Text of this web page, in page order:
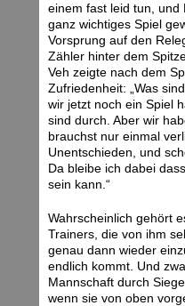
einem fast leid tun, und
ganz wichtiges Spiel
Vorsprung auf den
Zähler hinter dem
Veh zeigte nach dem
Zufriedenheit: „Was
wir jetzt noch ein Spiel
sind durch. Aber wir
brauchst nur einmal
Unentschieden, und
Da bleibe ich dabei
sein kann.“
Wahrscheinlich gehört
Trainers, die von ihm
genau dann wieder
endlich kommt. Und
Mannschaft durch
wenn sie von oben